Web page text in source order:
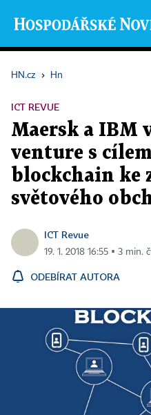
HN.cz › Hn
ICT REVUE
Maersk a IBM
venture s
blockchain ke
světového
ICT Revue
19. 1. 2018 16:55 ▪ 3 min.
ODEBÍRAT AUTORA